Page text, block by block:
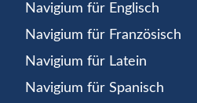
Navigium für Englisch
Navigium für Französisch
Navigium für Latein
Navigium für Spanisch